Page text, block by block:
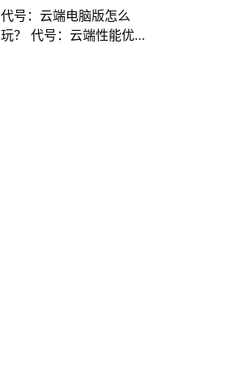
代号：云端电脑版怎么
玩？ 代号：云端性能优